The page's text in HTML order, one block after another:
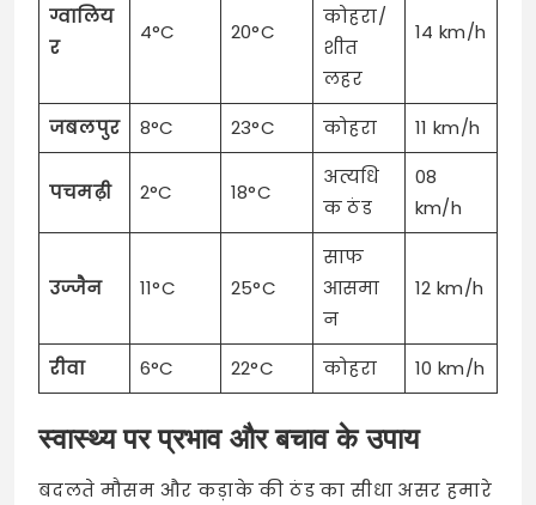
ग्वालिय
र
4°C 20°C
कोहरा/
शीत
लहर
14 km/h
जबलपुर 8°C 23°C कोहरा 11 km/h
पचमढ़ी 2°C 18°C
अत्यधि
क ठंड
08
km/h
उज्जैन 11°C 25°C
साफ
आसमा
न
12 km/h
रीवा 6°C 22°C कोहरा 10 km/h
स्वास्थ्य पर प्रभाव और बचाव के उपाय
बदलते मौसम और कड़ाके की ठंड का सीधा असर हमारे